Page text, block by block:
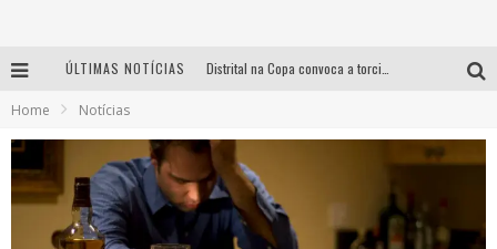
ÚLTIMAS NOTÍCIAS
Home Notícias